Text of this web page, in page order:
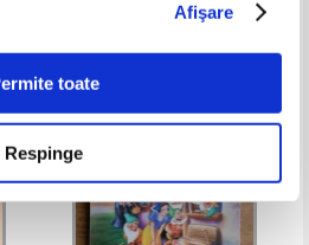
Afişare
toate
Respinge